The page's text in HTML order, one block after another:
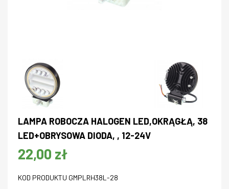
LAMPA ROBOCZA HALOGEN LED,OKRĄGŁĄ, 38
LED+OBRYSOWA DIODA, , 12-24V
22,00 zł
KOD PRODUKTU GMPLRH38L-28